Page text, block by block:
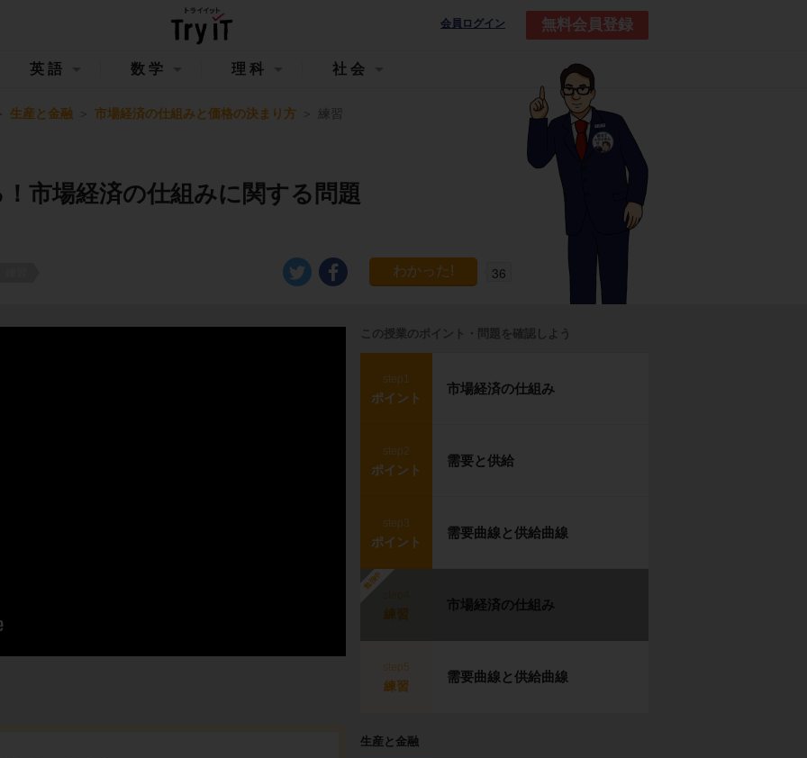
会員ログイン 無料会員登録
英語 数学 理科 社会
生産と金融 市場経済の仕組みと価格の決まり方 練習
市場経済の仕組みに関する問題
36
この授業のポイント・問題を確認しよう
step1
ポイント
市場経済の仕組み
step2
ポイント
需要と供給
step3
ポイント
需要曲線と供給曲線
勉強中
練習
市場経済の仕組み
step5
練習
需要曲線と供給曲線
生産と金融